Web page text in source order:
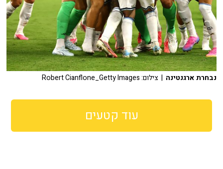
נבחרת ארגנטינה | צילום: Robert Cianflone_Getty Images
עוד קטעים